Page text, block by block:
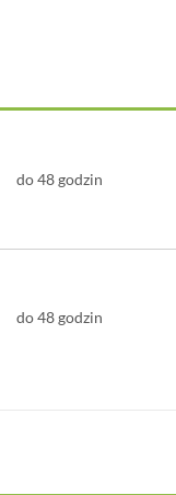
do 48 godzin
do 48 godzin